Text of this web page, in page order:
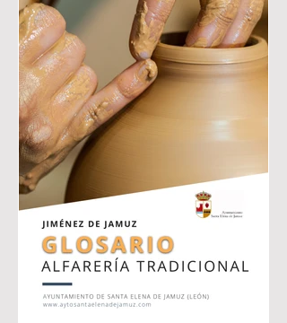
locales. Con la finalidad de apoyar su
trabajo ProDesarrollo, se convocan las
presentes ayudas, sufragadas con
fondos propios de la Asociación
Montañas del Teleno.